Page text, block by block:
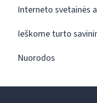
Interneto svetainės
Ieškome turto
Nuorodos